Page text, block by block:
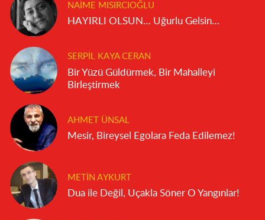
NAIME MISIRCIOĞLU
HAYIRLI OLSUN… Uğurlu Gelsin…
SERPIL KAYA CERAN
Bir Yüzü Güldürmek, Bir Mahalleyi
Birleştirmek
AHMET ÜNSAL
Mesir, Bireysel Egolara Feda Edilemez!
METIN AYKURT
Dua ile Değil, Uçakla Söner O Yangınlar!